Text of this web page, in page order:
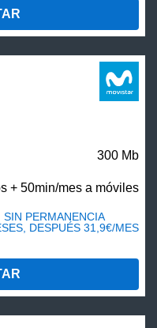
300 Mb
+ 50min/mes a móviles
SIN PERMANENCIA
DESPUÉS 31,9€/MES